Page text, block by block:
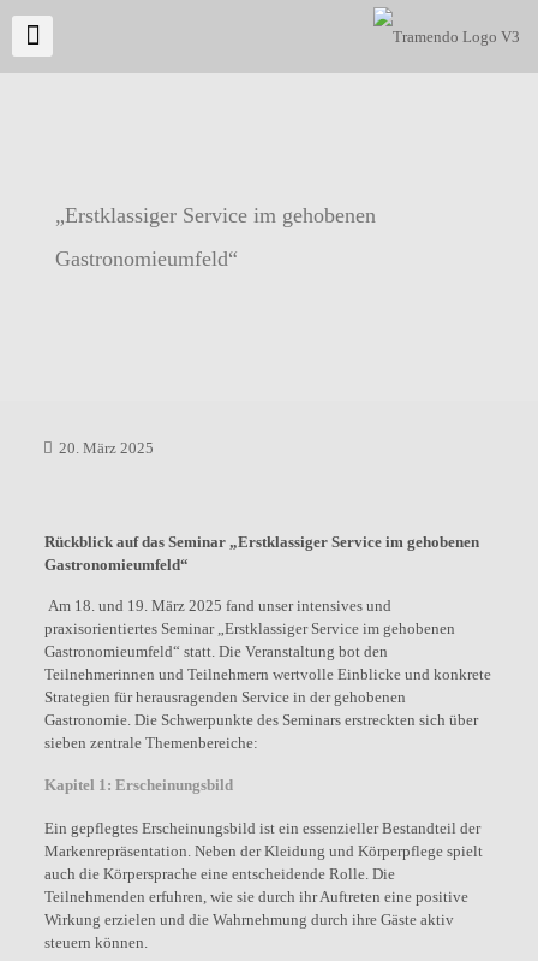
„Erstklassiger Service im gehobenen
Gastronomieumfeld“
20. März 2025
Rückblick auf das Seminar „Erstklassiger Service im gehobenen
Gastronomieumfeld“
Am 18. und 19. März 2025 fand unser intensives und
praxisorientiertes Seminar „Erstklassiger Service im gehobenen
Gastronomieumfeld“ statt. Die Veranstaltung bot den
Teilnehmerinnen und Teilnehmern wertvolle Einblicke und konkrete
Strategien für herausragenden Service in der gehobenen
Gastronomie. Die Schwerpunkte des Seminars erstreckten sich über
sieben zentrale Themenbereiche:
Kapitel 1: Erscheinungsbild
Ein gepflegtes Erscheinungsbild ist ein essenzieller Bestandteil der
Markenrepräsentation. Neben der Kleidung und Körperpflege spielt
auch die Körpersprache eine entscheidende Rolle. Die
Teilnehmenden erfuhren, wie sie durch ihr Auftreten eine positive
Wirkung erzielen und die Wahrnehmung durch ihre Gäste aktiv
steuern können.